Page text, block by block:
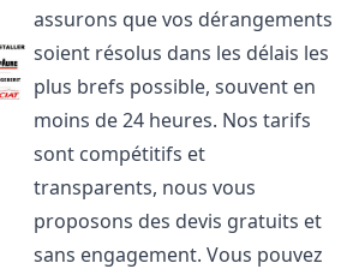
assurons que vos dérangements
soient résolus dans les délais les
plus brefs possible, souvent en
moins de 24 heures. Nos tarifs
sont compétitifs et
transparents, nous vous
proposons des devis gratuits et
sans engagement. Vous pouvez